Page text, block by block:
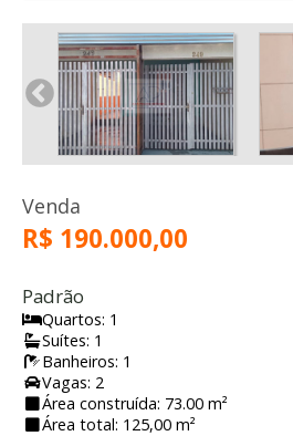
Venda
R$ 190.000,00
Padrão
Quartos: 1
Suítes: 1
Banheiros: 1
Vagas: 2
Área construída: 73.00 m²
Área total: 125,00 m²